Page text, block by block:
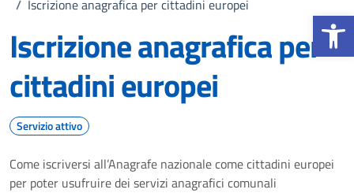
Apri la
/ Iscrizione anagrafica per cittadini europei
Iscrizione anagrafica per
cittadini europei
Servizio attivo
Come iscriversi all’Anagrafe nazionale come cittadini europei
per poter usufruire dei servizi anagrafici comunali